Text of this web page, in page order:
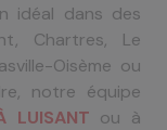
idéal dans des
Chartres, Le
Oisème ou
notre équipe
LUISANT ou à